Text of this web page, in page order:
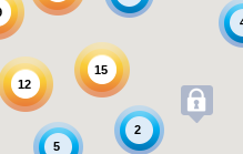
15
5
12
2